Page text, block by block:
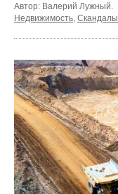
Автор: Валерий Лужный.
Недвижимость Скандалы